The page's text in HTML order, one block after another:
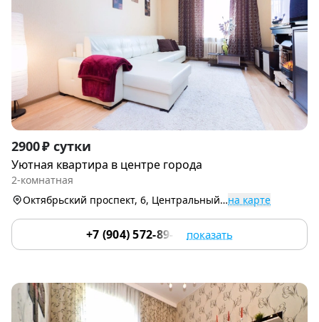
Item
1
of
6
2900 ₽ сутки
Уютная квартира в центре города
2-комнатная
Октябрьский проспект, 6, Центральный р-нна карте
+7 (904) 572-89-03 показать